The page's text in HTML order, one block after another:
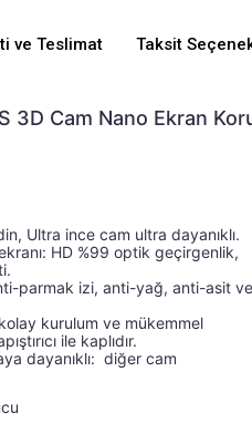
ve Teslimat Taksit
3D Cam Nano Ekran
kenarı: pürüzsüz
Ultra ince cam ultra dayanıklı.
HD %99 optik geçirgenlik,
parmak izi, anti-yağ, anti-asit ve
kurulum ve mükemmel
ile kaplıdır.
dayanıklı:  diğer cam